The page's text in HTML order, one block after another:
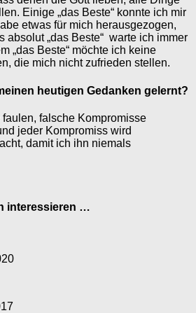
Einige „das Beste“ konnte ich mir
etwas für mich herausgezogen,
absolut „das Beste“ warte ich immer
„das Beste“ möchte ich keine
die mich nicht zufrieden stellen.
heutigen Gedanken gelernt?
faulen, falsche Kompromisse
jeder Kompromiss wird
damit ich ihn niemals
interessieren …